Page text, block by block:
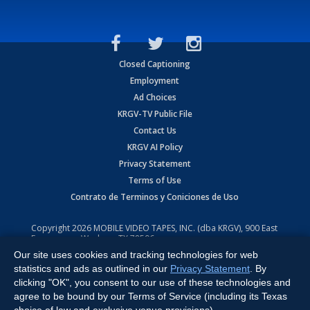
Closed Captioning
Employment
Ad Choices
KRGV-TV Public File
Contact Us
KRGV AI Policy
Privacy Statement
Terms of Use
Contrato de Terminos y Coniciones de Uso
Copyright2026 MOBILE VIDEO TAPES, INC. (dba KRGV), 900 East
Expressway, Weslaco, TX 78596.
All Rights Reserved. Powered by:Ruby Shore Software
Our site uses cookies and tracking technologies for web
statistics and ads as outlined in our Privacy Statement . By
clicking "OK", you consent to our use of these technologies and
agree to be bound by our Terms of Service (including its Texas